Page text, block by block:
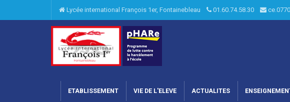
Lycée international François 1er, Fontainebleau 01.60.74.58.30
ETABLISSEMENT VIE DE L'ELEVE ACTUALITES